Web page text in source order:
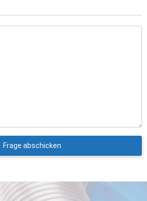
Frage abschicken